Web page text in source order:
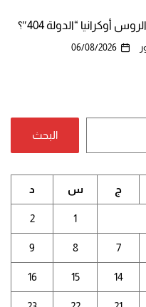
أوكرانيا “الدولة 404″؟
06/08/2026
البحث
ج س د
1
2
7
8
9
14
15
16